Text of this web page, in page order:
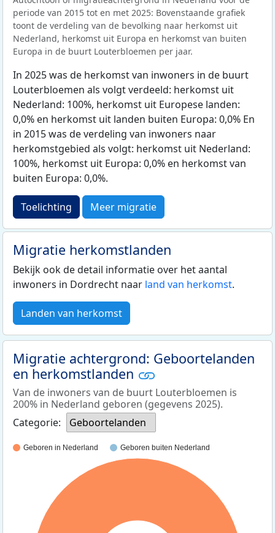
periode van 2015 tot en met 2025: Bovenstaande grafiek
toont de verdeling van de bevolking naar herkomst uit
Nederland, herkomst uit Europa en herkomst van buiten
Europa in de buurt Louterbloemen per jaar.
In 2025 was de herkomst van inwoners in de buurt
Louterbloemen als volgt verdeeld: herkomst uit
Nederland: 100%, herkomst uit Europese landen:
0,0% en herkomst uit landen buiten Europa: 0,0% En
in 2015 was de verdeling van inwoners naar
herkomstgebied als volgt: herkomst uit Nederland:
100%, herkomst uit Europa: 0,0% en herkomst van
buiten Europa: 0,0%.
Toelichting Meer migratie
Migratie herkomstlanden
Bekijk ook de detail informatie over het aantal
inwoners in Dordrecht naar land van herkomst.
Landen van herkomst
Migratie achtergrond: Geboortelanden
en herkomstlanden
Van de inwoners van de buurt Louterbloemen is
200% in Nederland geboren (gegevens 2025).
Categorie:
Geboortelanden
Geboren in Nederland Geboren buiten Nederland